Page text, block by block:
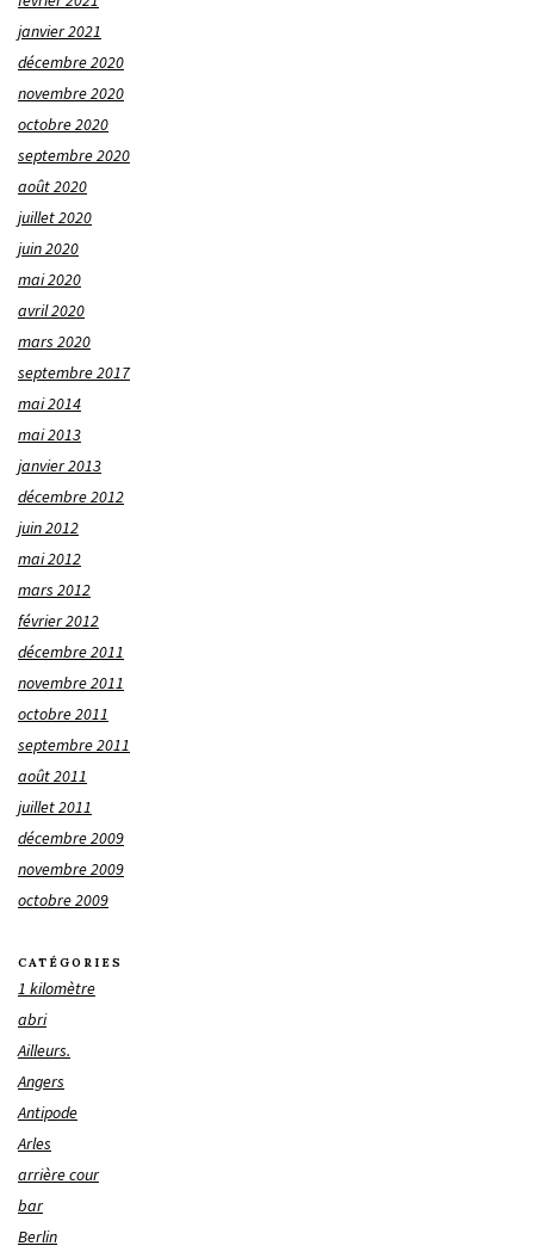
janvier 2021
décembre 2020
novembre 2020
octobre 2020
septembre 2020
août 2020
juillet 2020
juin 2020
mai 2020
avril 2020
mars 2020
septembre 2017
mai 2014
mai 2013
janvier 2013
décembre 2012
juin 2012
mai 2012
mars 2012
février 2012
décembre 2011
novembre 2011
octobre 2011
septembre 2011
août 2011
juillet 2011
décembre 2009
novembre 2009
octobre 2009
CATÉGORIES
1 kilomètre
abri
Ailleurs.
Angers
Antipode
Arles
arrière cour
bar
Berlin